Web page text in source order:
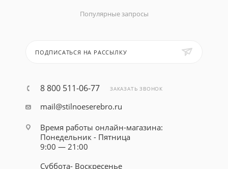
Популярные запросы
ПОДПИСАТЬСЯ НА РАССЫЛКУ
8 800 511-06-77 ЗАКАЗАТЬ ЗВОНОК
mail@stilnoeserebro.ru
Время работы онлайн-магазина:
Понедельник - Пятница
9:00 — 21:00
Суббота- Воскресенье